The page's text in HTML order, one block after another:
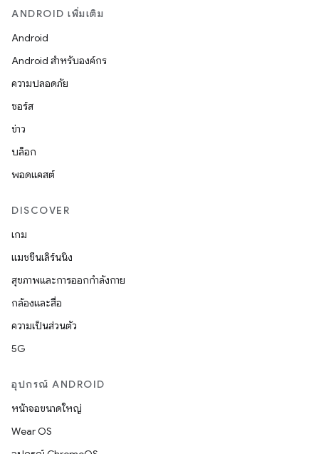
ANDROID เพิ่มเติม
Android
Android สำหรับองค์กร
ความปลอดภัย
ซอร์ส
ข่าว
บล็อก
พอดแคสต์
DISCOVER
เกม
แมชชีนเลิร์นนิง
สุขภาพและการออกกำลังกาย
กล้องและสื่อ
ความเป็นส่วนตัว
5G
อุปกรณ์ ANDROID
หน้าจอขนาดใหญ่
Wear OS